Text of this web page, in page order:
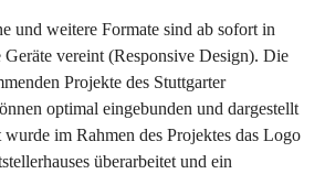
und weitere Formate sind ab sofort in
vereint (Responsive Design). Die
Projekte des Stuttgarter
optimal eingebunden und dargestellt
im Rahmen des Projektes das Logo
überarbeitet und ein